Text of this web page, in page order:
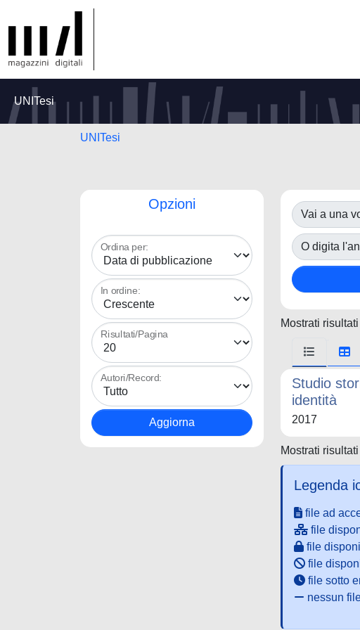
UNITesi
UNITesi
Opzioni
Ordina per:
In ordine:
Risultati/Pagina
Autori/Record:
Vai a una
O digita
Mostrati
Studio
identità
2017
Mostrati
Legenda
file ad
file
file
file
file sotto
nessun